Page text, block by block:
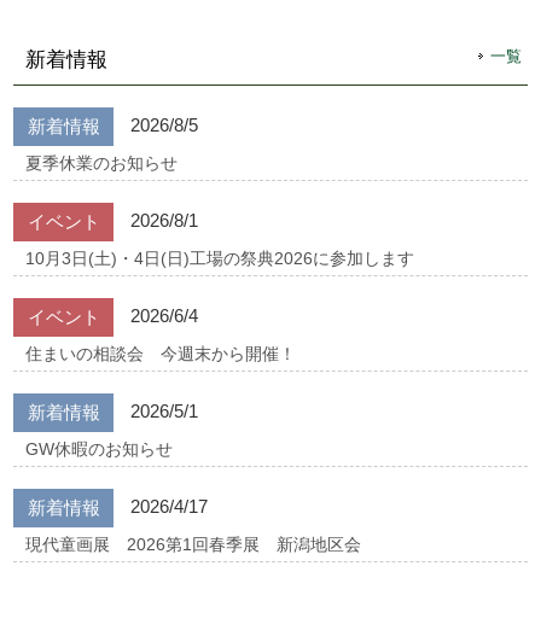
新着情報 一覧
新着情報 2026/8/5
夏季休業のお知らせ
イベント 2026/8/1
10月3日(土)・4日(日)工場の祭典2026に参加します
イベント 2026/6/4
住まいの相談会 今週末から開催！
新着情報 2026/5/1
GW休暇のお知らせ
新着情報 2026/4/17
現代童画展 2026第1回春季展 新潟地区会